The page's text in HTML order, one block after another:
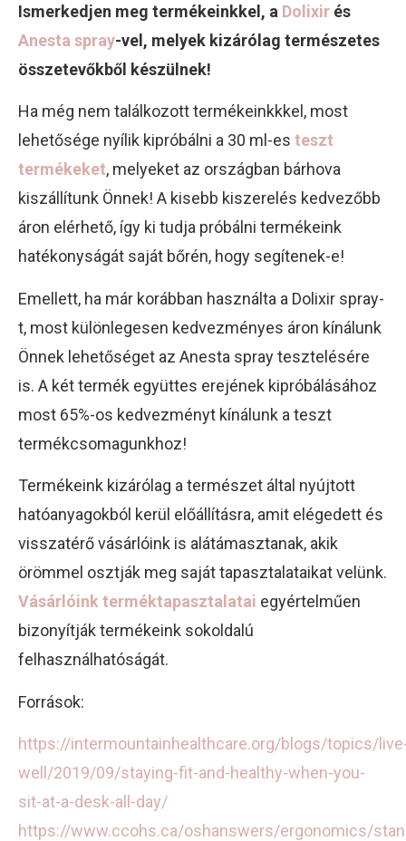
Ismerkedjen meg termékeinkkel, a Dolixir és
Anesta spray-vel, melyek kizárólag természetes
összetevőkből készülnek!
Ha még nem találkozott termékeinkkkel, most
lehetősége nyílik kipróbálni a 30 ml-es teszt
termékeket, melyeket az országban bárhova
kiszállítunk Önnek! A kisebb kiszerelés kedvezőbb
áron elérhető, így ki tudja próbálni termékeink
hatékonyságát saját bőrén, hogy segítenek-e!
Emellett, ha már korábban használta a Dolixir spray-
t, most különlegesen kedvezményes áron kínálunk
Önnek lehetőséget az Anesta spray tesztelésére
is. A két termék együttes erejének kipróbálásához
most 65%-os kedvezményt kínálunk a teszt
termékcsomagunkhoz!
Termékeink kizárólag a természet által nyújtott
hatóanyagokból kerül előállításra, amit elégedett és
visszatérő vásárlóink is alátámasztanak, akik
örömmel osztják meg saját tapasztalataikat velünk.
Vásárlóink terméktapasztalatai egyértelműen
bizonyítják termékeink sokoldalú
felhasználhatóságát.
Források:
https://intermountainhealthcare.org/blogs/topics/
well/2019/09/staying-fit-and-healthy-when-you-
sit-at-a-desk-all-day/
https://www.ccohs.ca/oshanswers/ergonomics/